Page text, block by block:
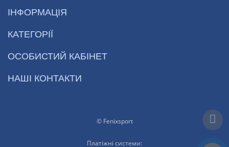
ІНФОРМАЦІЯ
КАТЕГОРІЇ
ОСОБИСТИЙ КАБІНЕТ
НАШІ КОНТАКТИ
© Fenixsport
Платіжні системи: